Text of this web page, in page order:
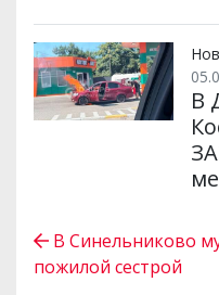
В
В Синельниково
пожилой сестрой